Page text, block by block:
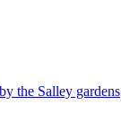
the Salley gardens